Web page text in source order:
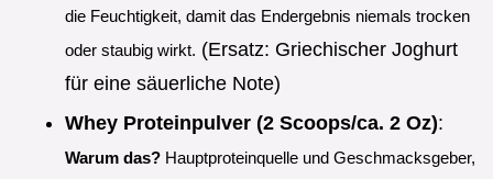
die Feuchtigkeit, damit das Endergebnis niemals trocken
oder staubig wirkt. (Ersatz: Griechischer Joghurt
für eine säuerliche Note)
Whey Proteinpulver (2 Scoops/ca. 2 Oz):
Warum das? Hauptproteinquelle und Geschmacksgeber,